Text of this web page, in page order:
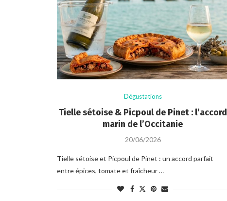
Dégustations
Tielle sétoise & Picpoul de Pinet : l’accord
marin de l’Occitanie
20/06/2026
Tielle sétoise et Picpoul de Pinet : un accord parfait
entre épices, tomate et fraîcheur …